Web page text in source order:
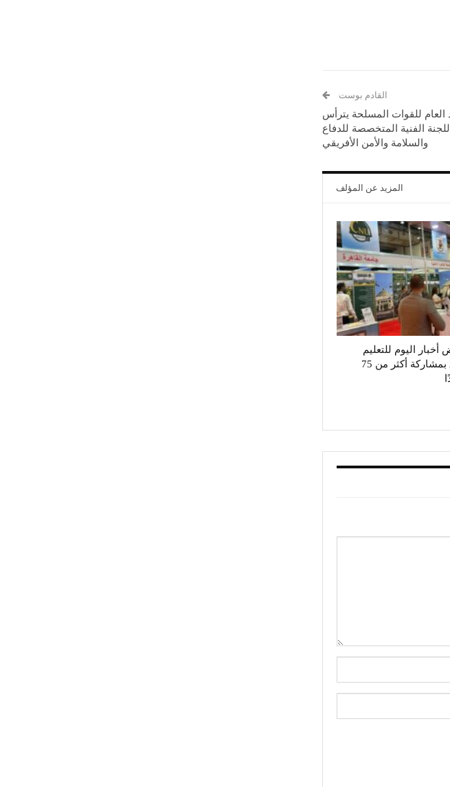
القادم بوست
العام للقوات المسلحة يترأس
الفنية المتخصصة للدفاع
والسلامة والأمن الأفريقي
المزيد عن المؤلف
أخبار اليوم للتعليم
العالي 2026 بمشاركة أكثر من 75